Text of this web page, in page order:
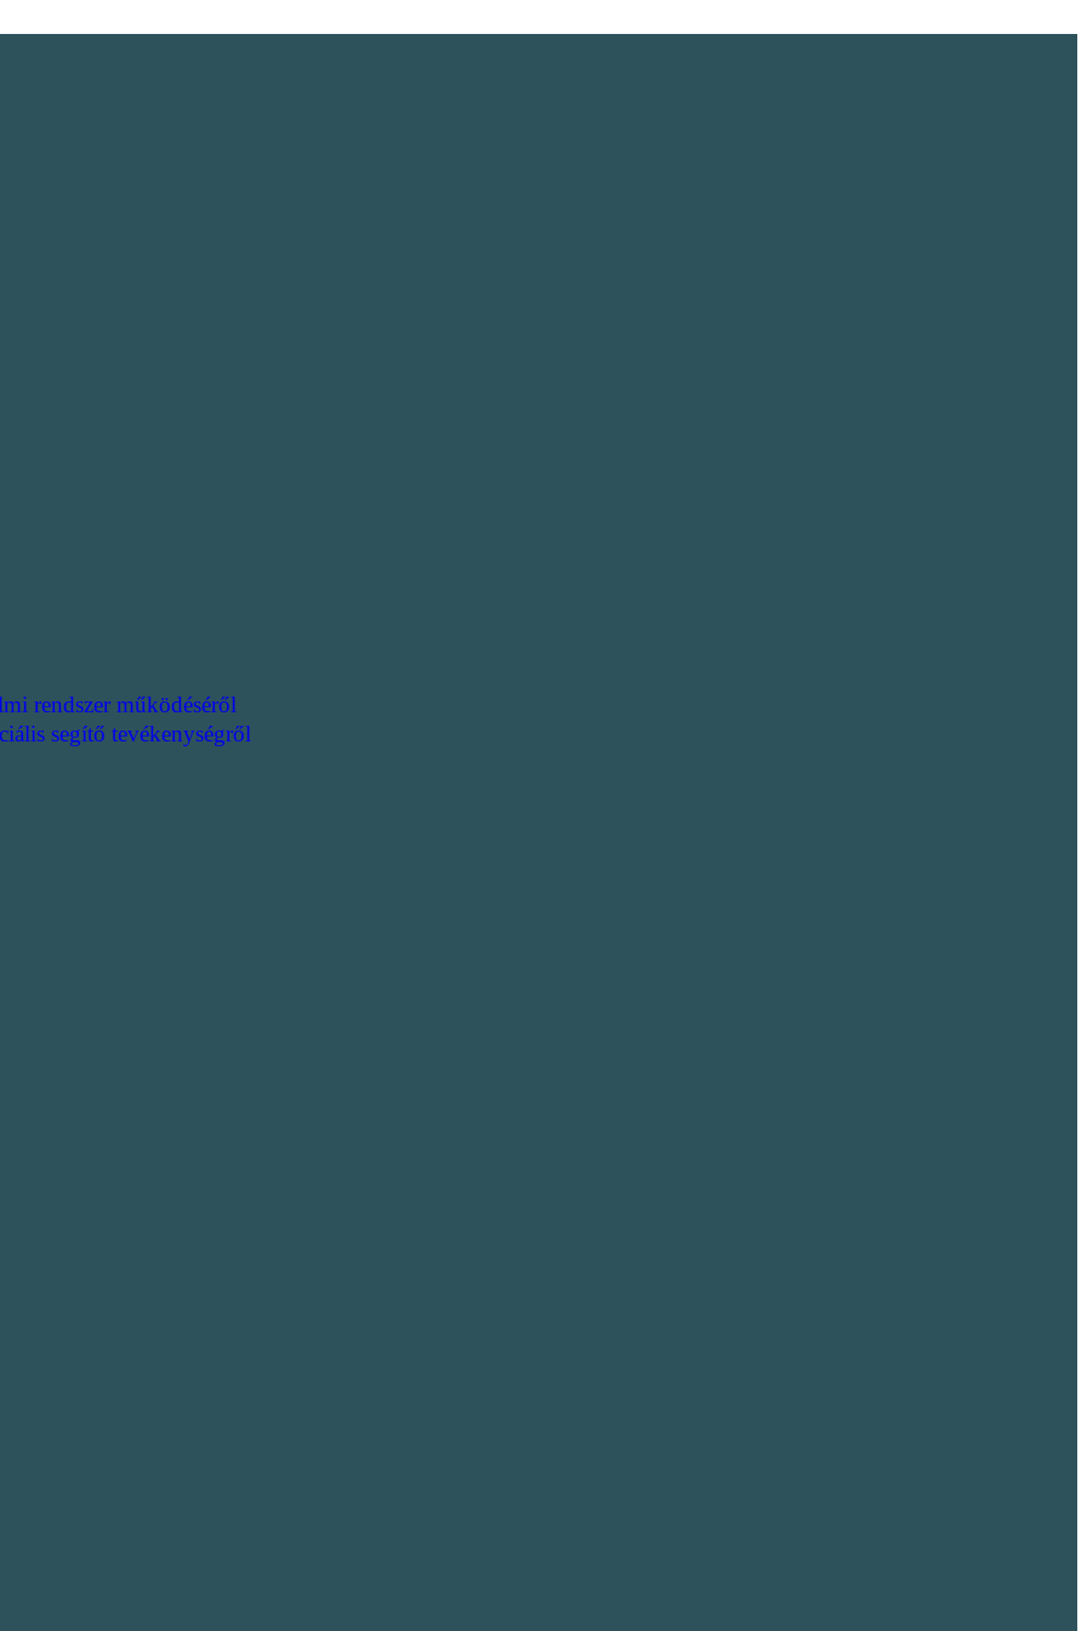
rendszer működéséről
segítő tevékenységről